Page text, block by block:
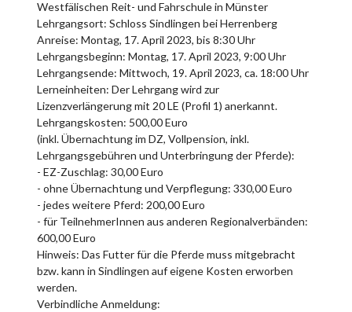
Westfälischen Reit- und Fahrschule in Münster
Lehrgangsort: Schloss Sindlingen bei Herrenberg
Anreise: Montag, 17. April 2023, bis 8:30 Uhr
Lehrgangsbeginn: Montag, 17. April 2023, 9:00 Uhr
Lehrgangsende: Mittwoch, 19. April 2023, ca. 18:00 Uhr
Lerneinheiten: Der Lehrgang wird zur
Lizenzverlängerung mit 20 LE (Profil 1) anerkannt.
Lehrgangskosten: 500,00 Euro
(inkl. Übernachtung im DZ, Vollpension, inkl.
Lehrgangsgebühren und Unterbringung der Pferde):
- EZ-Zuschlag: 30,00 Euro
- ohne Übernachtung und Verpflegung: 330,00 Euro
- jedes weitere Pferd: 200,00 Euro
- für TeilnehmerInnen aus anderen Regionalverbänden:
600,00 Euro
Hinweis: Das Futter für die Pferde muss mitgebracht
bzw. kann in Sindlingen auf eigene Kosten erworben
werden.
Verbindliche Anmeldung: